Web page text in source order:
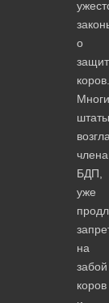
о
коров.
БДП,
уже
на
забой
коров